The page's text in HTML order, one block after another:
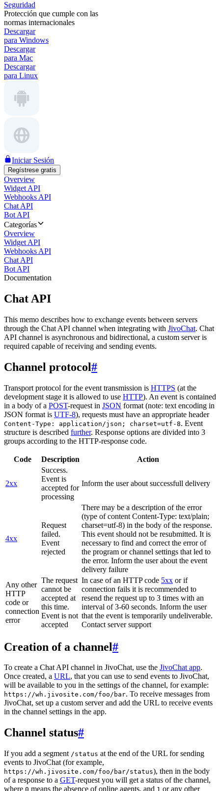
Seguridad
Protección que cumple con las
normas internacionales
Descargar
para Windows
Descargar
para Mac
Descargar
para Linux
Iniciar Sesión
Regístrese gratis
Overview
Widget API
Webhooks API
Chat API
Bot API
Categorías
Overview
Widget API
Webhooks API
Chat API
Bot API
Documentation
Chat API
This memo describes how to exchange events between servers
through the Chat API channel when integrating with JivoChat. Chat
API channel is asynchronous and bidirectional, a custom server is
required capable of receiving and sending events.
Channel protocol#
Transport protocol for the event transmission is HTTPS (at the
development stage it is allowed to use HTTP). An event is contained
in a body of a POST-request in JSON format (note: text encoding in
JSON format is UTF-8), requests must have an appropriate header
Content-Type: application/json; charset=utf-8. Event
structure is described further. Response options are divided into 3
groups according to the HTTP-response code.
Code Description Action
2xx
Success.
Event is
accepted for
processing
Inform the user about successfull delivery
4xx
Request
failed.
Event
rejected
There may be a description of the error
(type of content Content-Type: text/plain;
charset=utf-8) in the body of the response.
This event should not be resubmitted. It is
necessary to find and correct the error of
the program or channel settings that led to
the error. Inform the user about the event
delivery failure
Any other
HTTP
code or
connection
error
The request
cannot be
accepted at
this time.
Event is not
accepted
In case of an HTTP code 5xx or if
connection fails it is recommended to
resend the request up to 3 times with an
interval of 3-60 seconds. Inform the user
that the event is temporarily undeliverable.
Contact server support
Creation of a channel#
To create a Chat API channel in JivoChat, use the JivoChat app.
Once created, a URL, that you can use to send events to JivoChat,
will be available to you in the settings of the channel, for example:
https://wh.jivosite.com/foo/bar. To receive messages from
JivoChat, set up a custom server and add the URL to receive events
in the channel settings in the app.
Channel status#
If you add a segment /status at the end of the URL for sending
events to JivoChat (for example,
https://wh.jivosite.com/foo/bar/status), then in the body
of a response to a GET-request you will get a status of the channel,
where 0 means the absence of online agents, and 1 or any other